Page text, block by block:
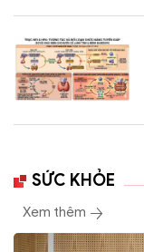
SỨC KHỎE
Xem thêm